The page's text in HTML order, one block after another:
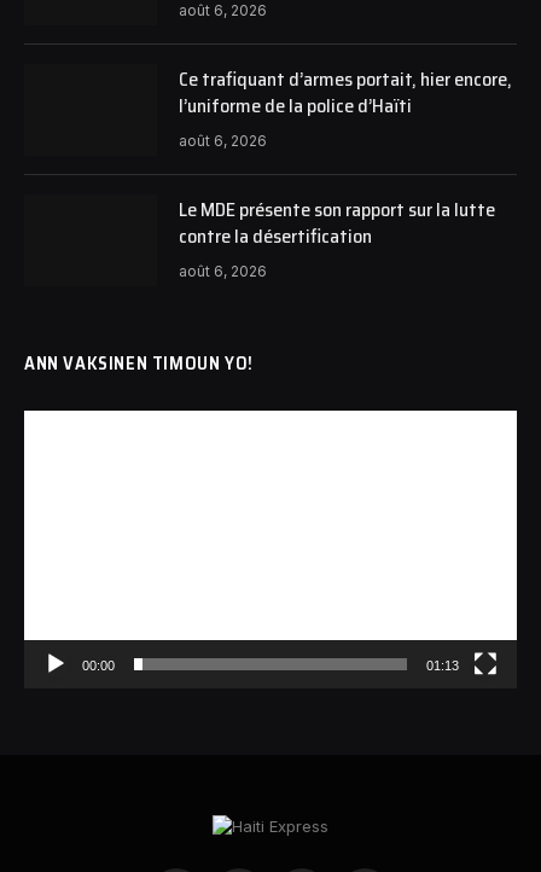
août 6, 2026
Ce trafiquant d’armes portait, hier encore,
l’uniforme de la police d’Haïti
août 6, 2026
Le MDE présente son rapport sur la lutte
contre la désertification
août 6, 2026
ANN VAKSINEN TIMOUN YO!
00:00 01:13